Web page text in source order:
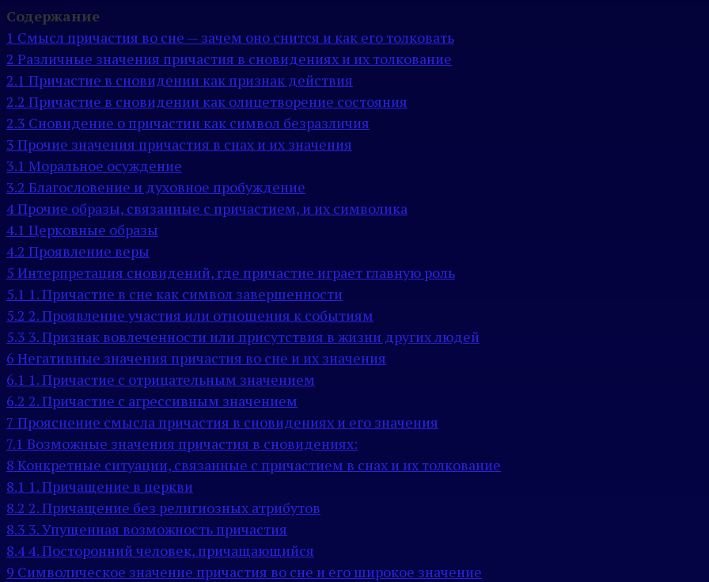
Содержание
1 Смысл причастия во сне — зачем оно снится и как его толковать
2 Различные значения причастия в сновидениях и их толкование
2.1 Причастие в сновидении как признак действия
2.2 Причастие в сновидении как олицетворение состояния
2.3 Сновидение о причастии как символ безразличия
3 Прочие значения причастия в снах и их значения
3.1 Моральное осуждение
3.2 Благословение и духовное пробуждение
4Прочие образы, связанные с причастием, и их символика
4.1 Церковные образы
4.2 Проявление веры
5 Интерпретация сновидений, где причастие играет главную роль
5.1 1. Причастие в сне как символ завершенности
5.2 2. Проявление участия или отношения к событиям
5.3 3. Признак вовлеченности или присутствия в жизни других людей
6 Негативные значения причастия во сне и их значения
6.1 1. Причастие с отрицательным значением
6.2 2. Причастие с агрессивным значением
7 Прояснение смысла причастия в сновидениях и его значения
7.1 Возможные значения причастия в сновидениях:
8 Конкретные ситуации, связанные с причастием в снах и их толкование
8.1 1. Причащение в церкви
8.2 2. Причащение без религиозных атрибутов
8.3 3. Упущенная возможность причастия
8.44. Посторонний человек, причащающийся
9 Символическое значение причастия во сне и его широкое значение